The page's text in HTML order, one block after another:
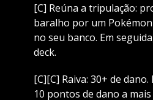
[C] Reúna a tripulação:
baralho por um
no seu banco. Em
deck.
[C][C] Raiva: 30+ de
10 pontos de dano a